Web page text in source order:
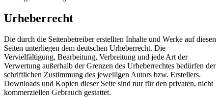
Urheberrecht
Die durch die Seitenbetreiber erstellten Inhalte und Werke auf diesen
Seiten unterliegen dem deutschen Urheberrecht. Die
Vervielfältigung, Bearbeitung, Verbreitung und jede Art der
Verwertung außerhalb der Grenzen des Urheberrechtes bedürfen der
schriftlichen Zustimmung des jeweiligen Autors bzw. Erstellers.
Downloads und Kopien dieser Seite sind nur für den privaten, nicht
kommerziellen Gebrauch gestattet.